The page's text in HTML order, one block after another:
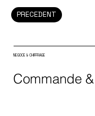
PRECEDENT
Commande
NEGOCE & CHIFFRAGE